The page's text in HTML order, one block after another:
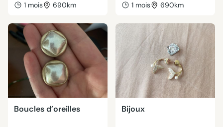
1 mois 690km 1 mois 690km
Boucles d’oreilles Bijoux